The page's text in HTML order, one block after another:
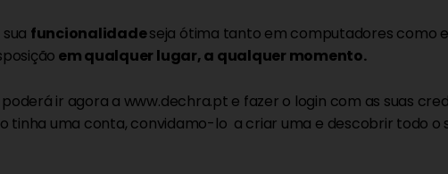
funcionalidadeseja ótima tanto em computadores como
em qualquer lugar, a qualquer momento.
ir agora a www.dechra.pt e fazer o login com as suas
tinha uma conta, convidamo-lo a criar uma e descobrir todo